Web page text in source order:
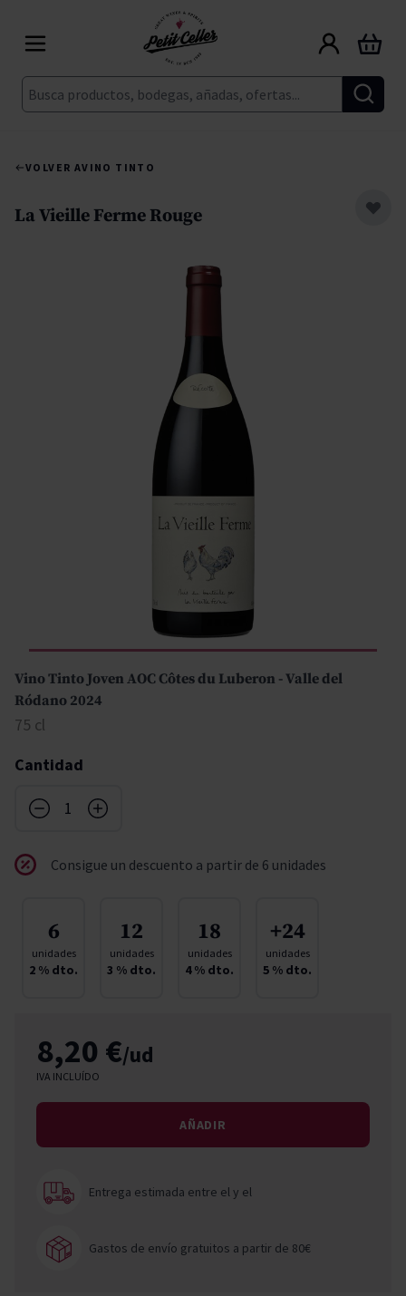
Buscar
Carrito
VOLVER AVINO TINTO
La Vieille Ferme Rouge
Vino Tinto Joven AOC Côtes du Luberon - Valle del
Ródano 2024
75 cl
Cantidad
Consigue un descuento a partir de 6 unidades
6
unidades
2 % dto.
12
unidades
3 % dto.
18
unidades
4% dto.
+24
unidades
5 % dto.
8,20 €/ud
IVA INCLUÍDO
AÑADIR
Entrega estimada entre ely el
Gastos de envío gratuitos a partir de 80€